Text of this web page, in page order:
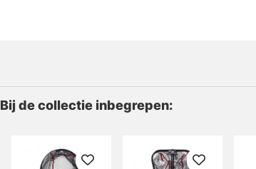
Bij de collectie inbegrepen: